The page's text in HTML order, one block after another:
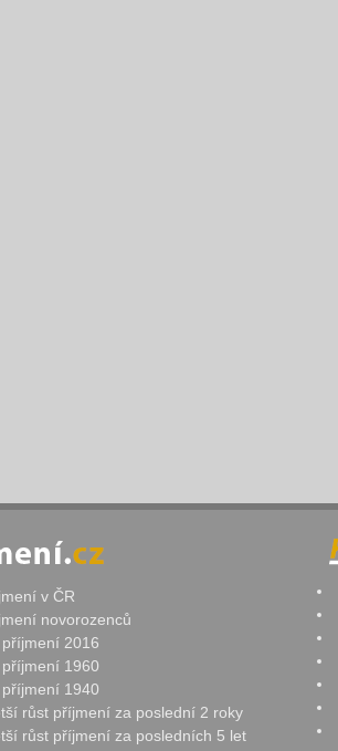
v ČR
novorozenců
2016
1960
1940
růst příjmení za poslední 2 roky
růst příjmení za posledních 5 let